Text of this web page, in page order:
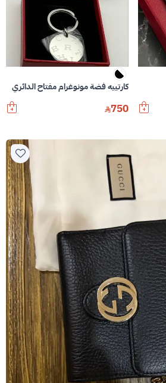
كارتييه فضة مونوغرام مفتاح الدائري
750